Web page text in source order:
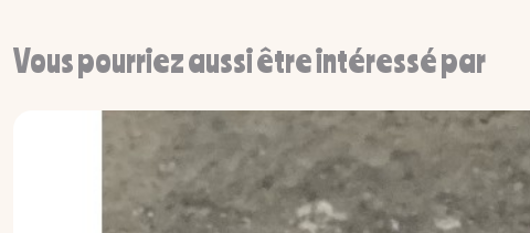
Vous pourriez aussi être intéressé par